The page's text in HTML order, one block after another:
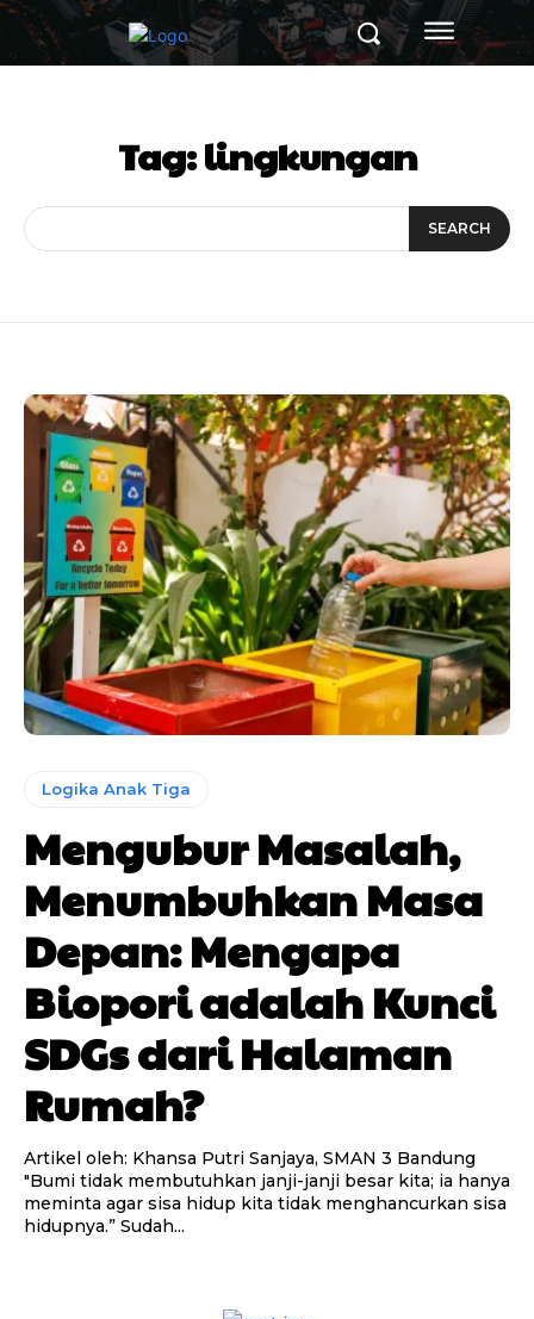
Tag:lingkungan
SEARCH
Logika Anak Tiga
Mengubur Masalah,
Menumbuhkan Masa
Depan: Mengapa
Biopori adalah Kunci
SDGs dari Halaman
Rumah?
Artikel oleh: Khansa Putri Sanjaya, SMAN 3 Bandung
"Bumi tidak membutuhkan janji-janji besar kita; ia hanya
meminta agar sisa hidup kita tidak menghancurkan sisa
hidupnya.” Sudah...